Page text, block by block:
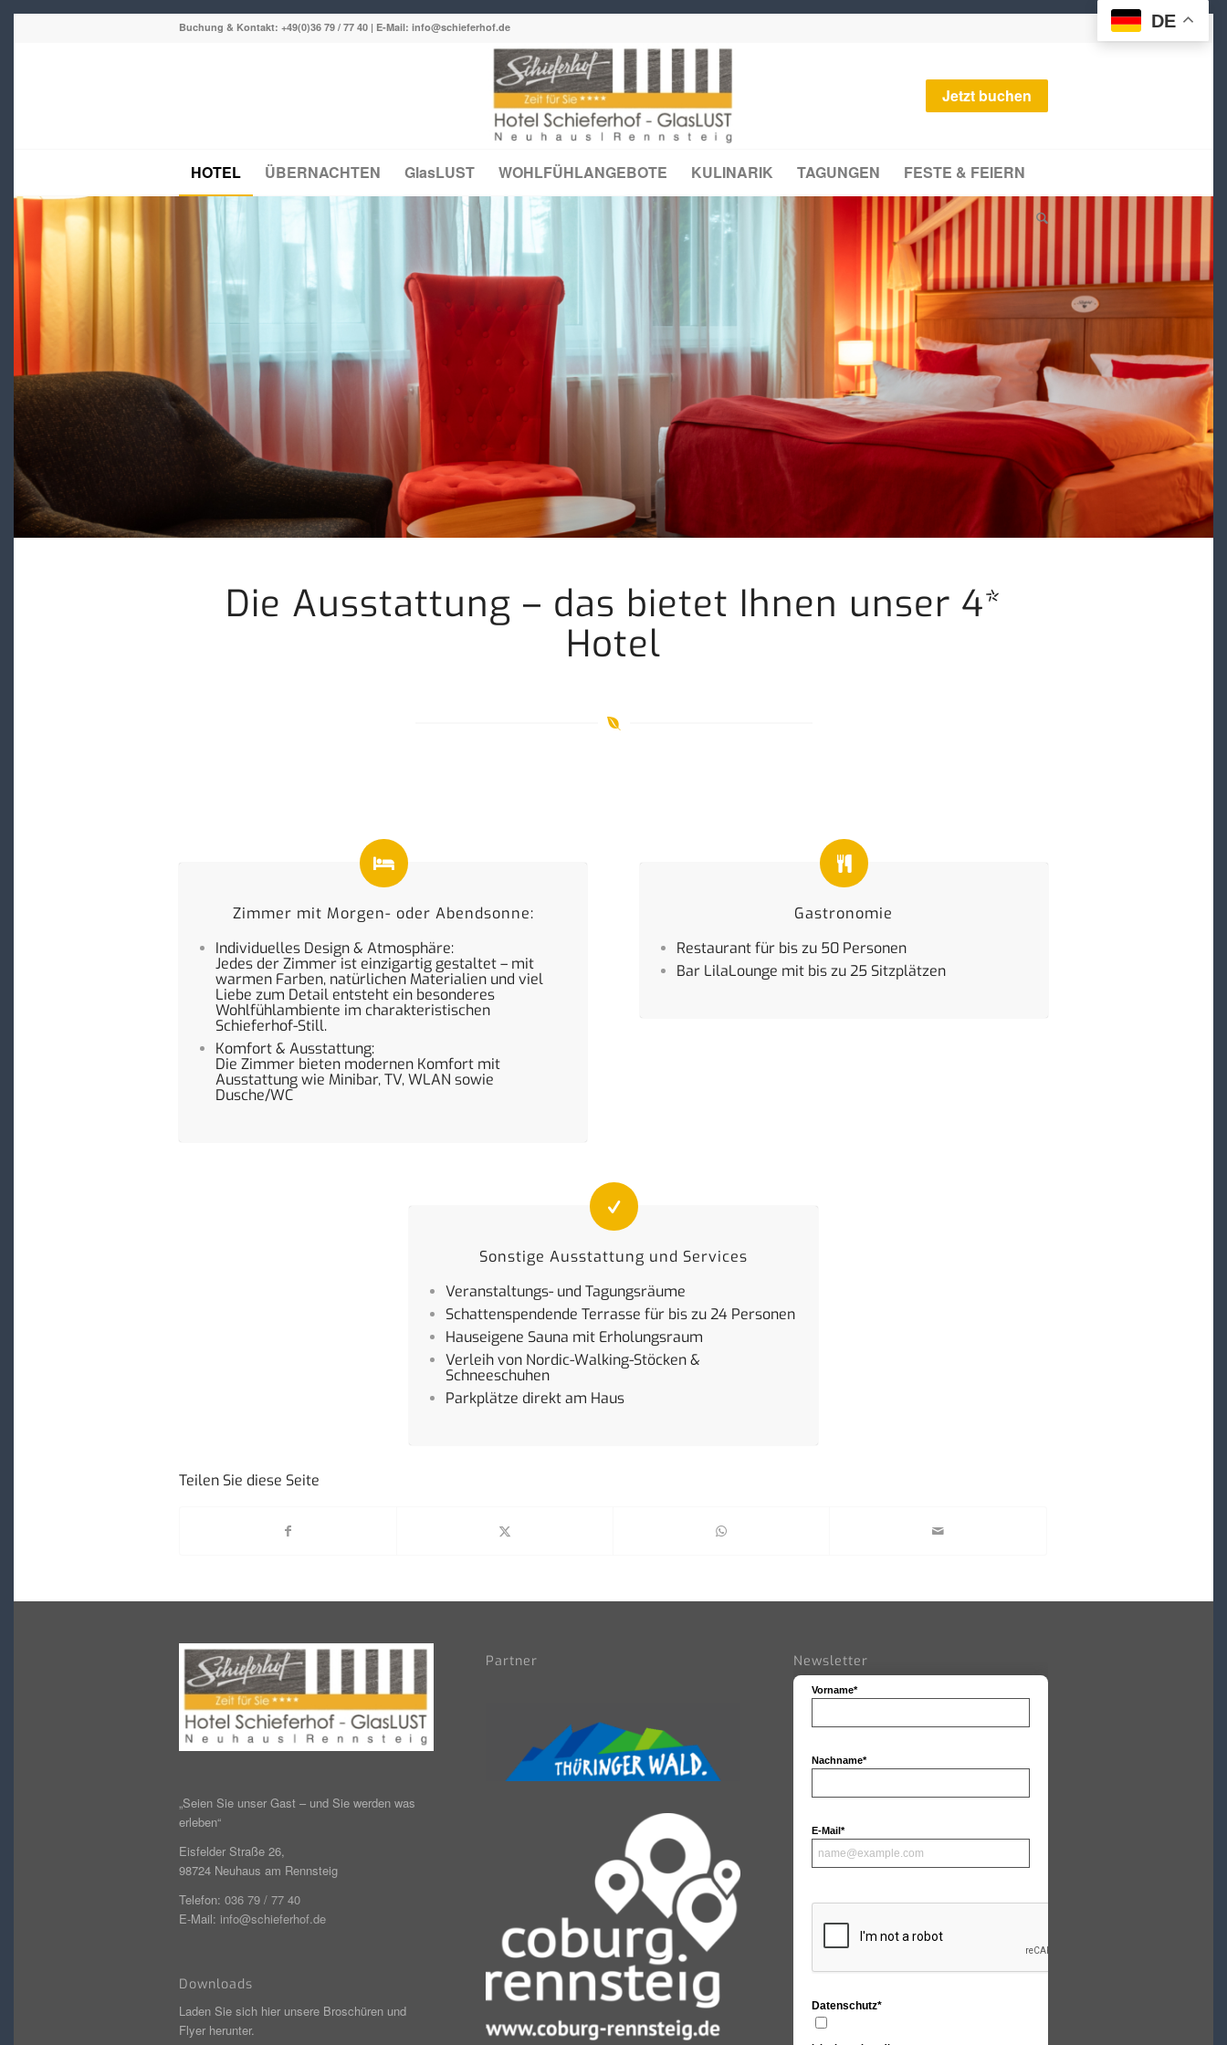
Buchung & Kontakt:+49(0)36 79 / 77 40 | E-Mail:info@schieferhof.de
Jetzt buchen
HOTEL ÜBERNACHTEN GlasLUST WOHLFÜHLANGEBOTE KULINARIK TAGUNGEN FESTE & FEIERN
Die Ausstattung – das bietet Ihnen unser 4*
Hotel
Zimmer mit Morgen- oder Abendsonne:
Individuelles Design & Atmosphäre:
Jedes der Zimmer ist einzigartig gestaltet – mit
warmen Farben, natürlichen Materialien und viel
Liebe zum Detail entsteht ein besonderes
Wohlfühlambiente im charakteristischen
Schieferhof-Still.
Komfort & Ausstattung:
Die Zimmer bieten modernen Komfort mit
Ausstattung wie Minibar, TV, WLAN sowie
Dusche/WC
Gastronomie
Restaurant für bis zu 50 Personen
Bar LilaLounge mit bis zu 25 Sitzplätzen
Sonstige Ausstattung und Services
Veranstaltungs- und Tagungsräume
Schattenspendende Terrasse für bis zu 24 Personen
Hauseigene Sauna mit Erholungsraum
Verleih von Nordic-Walking-Stöcken &
Schneeschuhen
Parkplätze direkt am Haus
Teilen Sie diese Seite
„Seien Sie unser Gast – und Sie werden was
erleben“
Eisfelder Straße 26,
98724 Neuhaus am Rennsteig
Telefon:036 79 / 77 40
E-Mail: info@schieferhof.de
Downloads
Laden Sie sich hier unsere Broschüren und
Flyer herunter.
Partner Newsletter
Vorname*
Nachname*
E-Mail*
Datenschutz*
DE